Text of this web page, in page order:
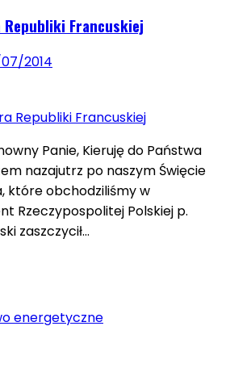
Republiki Francuskiej
2014
Panie, Kieruję do Państwa
nazajutrz po naszym Święcie
które obchodziliśmy w
Rzeczypospolitej Polskiej p.
zaszczycił…
energetyczne